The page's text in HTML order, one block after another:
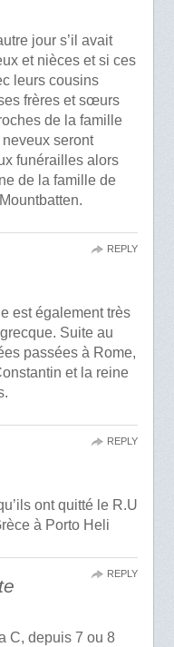
jour s’il avait
et nièces et si ces
leurs cousins
frères et sœurs
de la famille
seront
funérailles alors
de la famille de
est également très
Suite au
passées à Rome,
et la reine
REPLY
ont quitté le R.U
à Porto Heli
REPLY
C, depuis 7 ou 8
REPLY